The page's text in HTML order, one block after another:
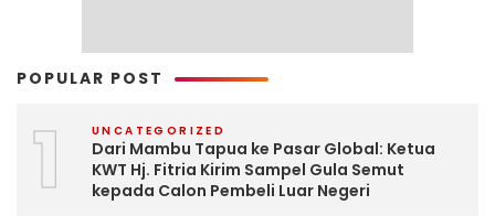
POPULAR POST
1 UNCATEGORIZED
Dari Mambu Tapua ke Pasar Global: Ketua
KWT Hj. Fitria Kirim Sampel Gula Semut
kepada Calon Pembeli Luar Negeri